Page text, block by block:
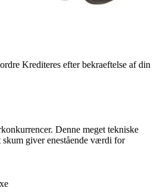
Krediteres efter bekraeftelse af din
Denne meget tekniske
skum giver enestående værdi for